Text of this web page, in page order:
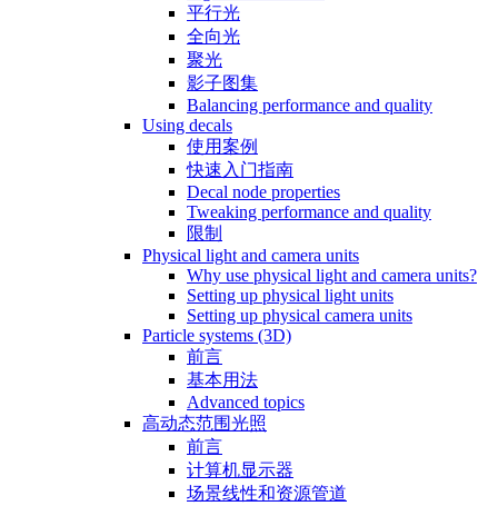
平行光
全向光
聚光
影子图集
Balancing performance and quality
Using decals
使用案例
快速入门指南
Decal node properties
Tweaking performance and quality
限制
Physical light and camera units
Why use physical light and camera units?
Setting up physical light units
Setting up physical camera units
Particle systems (3D)
前言
基本用法
Advanced topics
高动态范围光照
前言
计算机显示器
场景线性和资源管道